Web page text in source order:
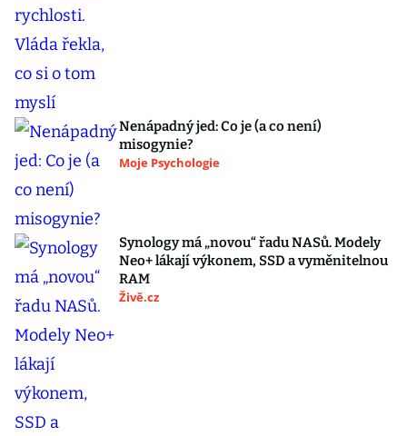
Nenápadný jed: Co je (a co není)
misogynie?
Moje Psychologie
Synology má „novou“ řadu NASů. Modely
Neo+ lákají výkonem, SSD a vyměnitelnou
RAM
Živě.cz